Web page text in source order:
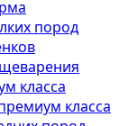
пород
класса
класса